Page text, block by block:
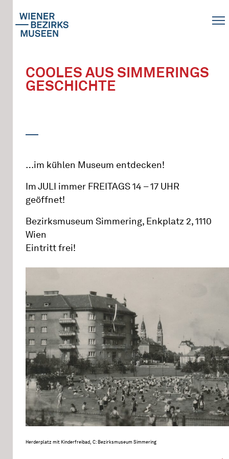
COOLES AUS SIMMERINGS
GESCHICHTE
…im kühlen Museum entdecken!
Im JULI immer FREITAGS 14 – 17 UHR
geöffnet!
Bezirksmuseum Simmering, Enkplatz 2, 1110
Wien
Eintritt frei!
Herderplatz mit Kinderfreibad, C: Bezirksmuseum Simmering